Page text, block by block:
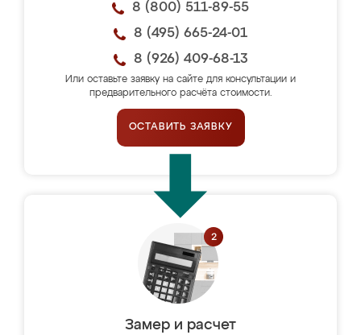
8 (800) 511-89-55
8 (495) 665-24-01
8 (926) 409-68-13
Или оставьте заявку на сайте для консультации и
предварительного расчёта стоимости.
ОСТАВИТЬ ЗАЯВКУ
Замер и расчет